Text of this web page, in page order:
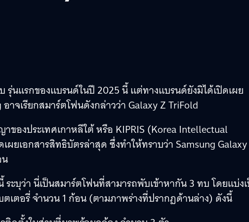
นแรกของแบรนด์ในปี 2025 นี้ แต่ทางแบรนด์ยังมิได้เปิดเผย
จเรียกสมาร์ตโฟนดังกล่าวว่า Galaxy Z TriFold
องประเทศเกาหลีใต้ หรือ KIPRIS (Korea Intellectual
ผยเอกสารสิทธิบัตรล่าสุด ซึ่งทำให้ทราบว่า Samsung
ะบุว่า นี่เป็นสมาร์ตโฟนที่สามารถพับเข้าหากัน 3 ทบ โดยแบ่ง
เตอรี่ จำนวน 1 ก้อน (ตามภาพร่างที่ปรากฏด้านล่าง) ดังนี้